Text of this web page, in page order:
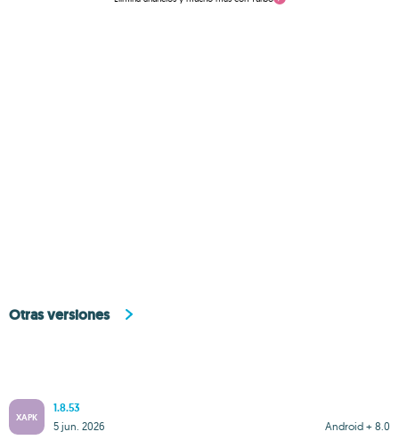
Otras versiones
XAPK
1.8.53
Android + 8.0
5 jun. 2026